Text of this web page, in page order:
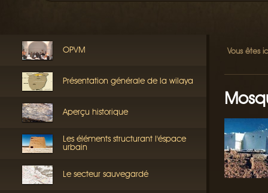
OPVM
Présentation générale de la wilaya
Aperçu historique
Les éléments structurant l'éspace
urbain
Le secteur sauvegardé
Vous êtes